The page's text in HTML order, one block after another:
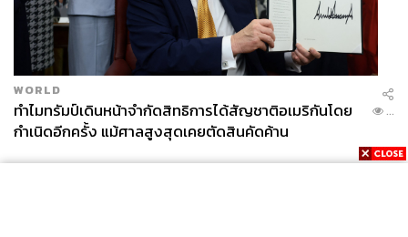
WORLD
ทำไมทรัมป์เดินหน้าจำกัดสิทธิการได้สัญชาติอเมริกันโดย
กำเนิดอีกครั้ง แม้ศาลสูงสุดเคยตัดสินคัดค้าน
...